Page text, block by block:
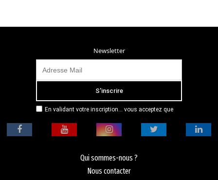
Newsletter
En validant votre inscription... vous acceptez que
adresse email dans le but de vous envoyer
mensuellement sa lettre d’informations. Pour plus
politique de confidentialité.
Qui sommes-nous ?
Nous contacter